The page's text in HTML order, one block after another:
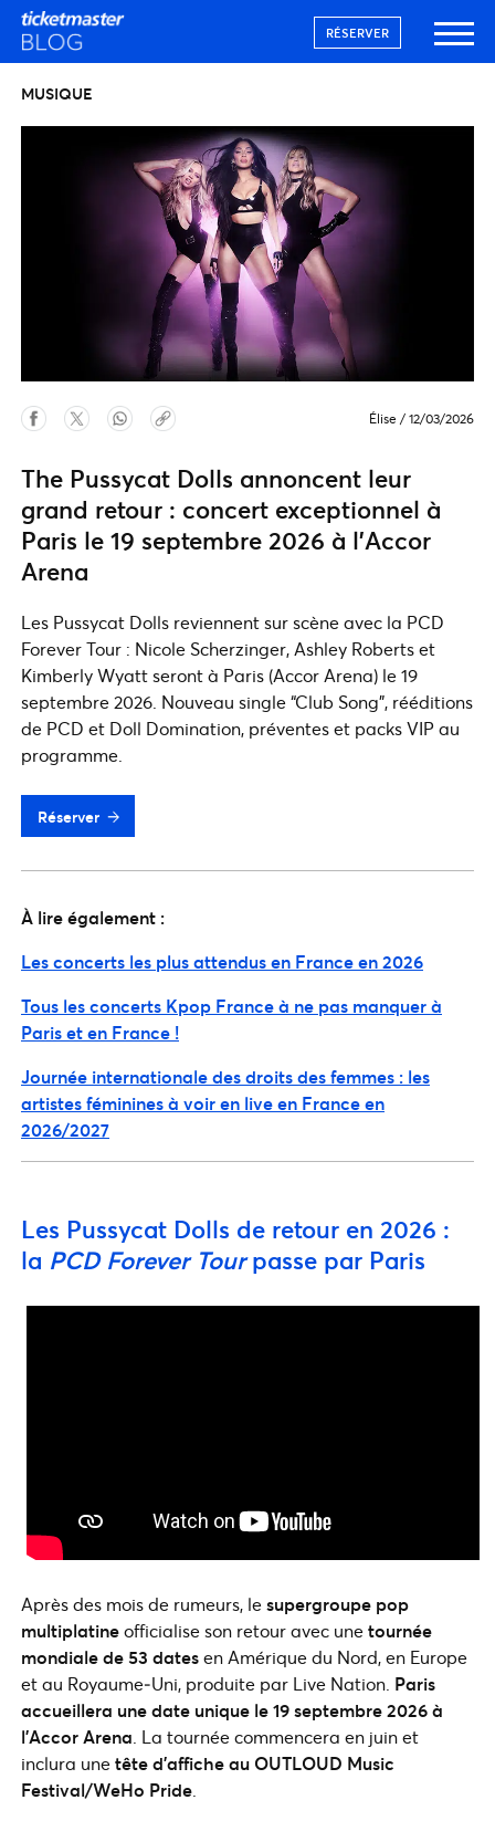
RÉSERVER
MUSIQUE
Élise / 12/03/2026
The Pussycat Dolls annoncent leur
grand retour : concert exceptionnel à
Paris le 19 septembre 2026 à l’Accor
Arena
Les Pussycat Dolls reviennent sur scène avec la PCD
Forever Tour : Nicole Scherzinger, Ashley Roberts et
Kimberly Wyatt seront à Paris (Accor Arena) le 19
septembre 2026. Nouveau single “Club Song”, rééditions
de PCD et Doll Domination, préventes et packs VIP au
programme.
Réserver
À lire également :
Les concerts les plus attendus en France en 2026
Tous les concerts Kpop France à ne pas manquer à
Paris et en France !
Journée internationale des droits des femmes : les
artistes féminines à voir en live en France en
2026/2027
Les Pussycat Dolls de retour en 2026 :
la PCD Forever Tourpasse par Paris
Après des mois de rumeurs, lesupergroupe pop
multiplatineofficialise son retour avec unetournée
mondiale de 53 datesen Amérique du Nord, en Europe
et au Royaume‑Uni, produite par Live Nation. Paris
accueillera une date unique le 19 septembre 2026 à
l’Accor Arena . La tournée commencera en juin et
inclura unetête d’affiche au OUTLOUD Music
Festival/WeHo Pride